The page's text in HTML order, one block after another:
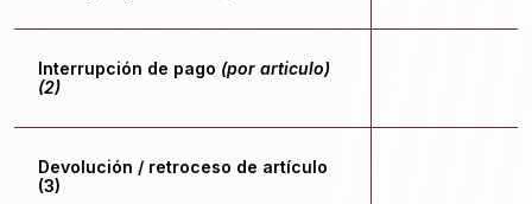
Interrupción de pago (por articulo)
(2)
Devolución / retroceso de artículo
(3)